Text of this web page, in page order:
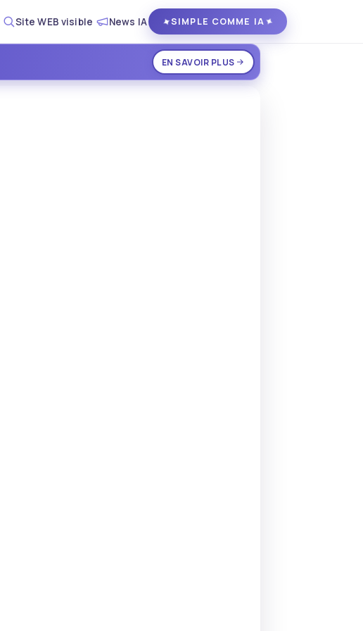
Site WEB visible News IA ✦SIMPLE COMME IA✦
EN SAVOIR PLUS